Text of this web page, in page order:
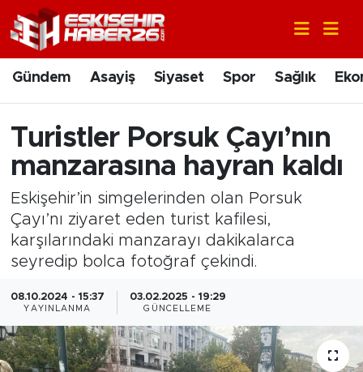
Gündem Asayiş Siyaset Spor Sağlık
Turistler Porsuk Çayı’nın
manzarasına hayran kaldı
Eskişehir’in simgelerinden olan Porsuk
Çayı’nı ziyaret eden turist kafilesi,
karşılarındaki manzarayı dakikalarca
seyredip bolca fotoğraf çekindi.
08.10.2024 - 15:37
YAYINLANMA
03.02.2025 - 19:29
GÜNCELLEME
Gündem
Asayiş
Siyaset
Sağlık
Ekonomi
Eğitim
Sanat
Nöbetçi Eczaneler
Hava Durumu
Trafik Durumu
Tüm Manşetler
Son Dakika Haberleri
Haber Arşivi